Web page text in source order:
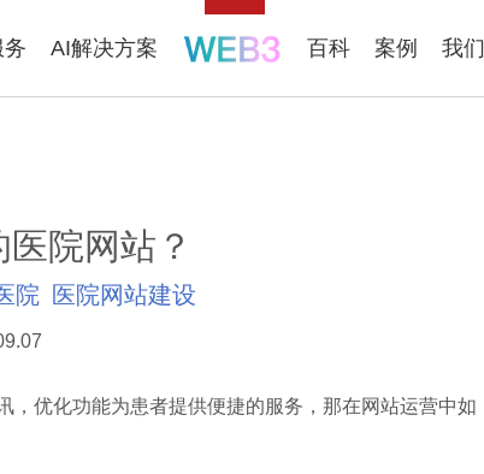
AI解决方案 百科 案例 我们
院网站？
院 医院网站建设
优化功能为患者提供便捷的服务，那在网站运营中如